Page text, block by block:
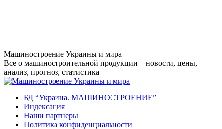
Перейти
к
содержанию
Машиностроение Украины и мира
Все о машиностроительной продукции – новости, цены,
анализ, прогноз, статистика
БД “Украина. МАШИНОСТРОЕНИЕ”
Индекcация
Наши партнеры
Политика конфиденциальности